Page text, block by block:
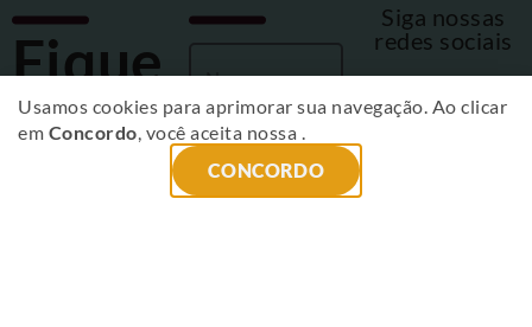
Fique
por
dentro
Siga nossas
redes sociais
CONCORDO
Usamos cookies para aprimorar sua navegação. Ao clicar
em Concordo, você aceita nossa .